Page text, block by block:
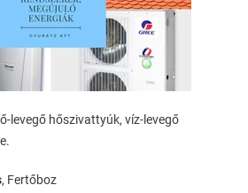
levegő hőszivattyúk, víz-levegő
, Fertőboz